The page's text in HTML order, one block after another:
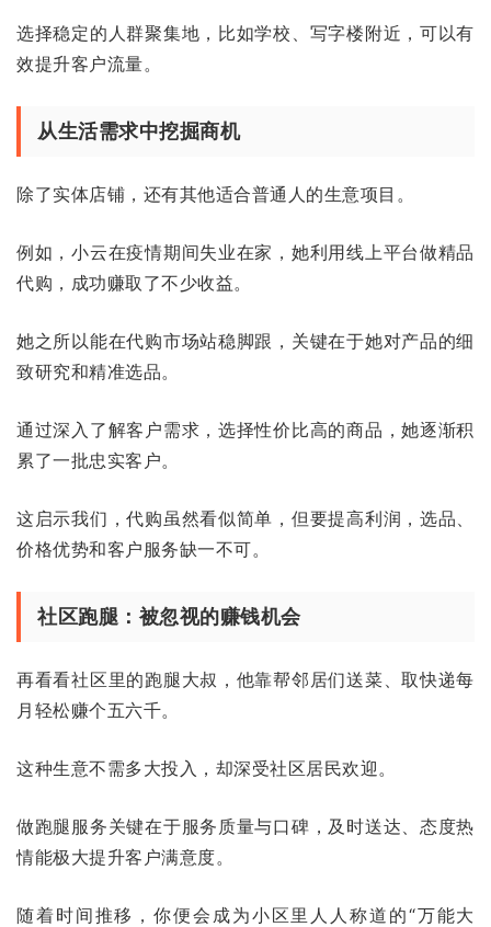
选择稳定的人群聚集地，比如学校、写字楼附近，可以有
效提升客户流量。
从生活需求中挖掘商机
除了实体店铺，还有其他适合普通人的生意项目。
例如，小云在疫情期间失业在家，她利用线上平台做精品
代购，成功赚取了不少收益。
她之所以能在代购市场站稳脚跟，关键在于她对产品的细
致研究和精准选品。
通过深入了解客户需求，选择性价比高的商品，她逐渐积
累了一批忠实客户。
这启示我们，代购虽然看似简单，但要提高利润，选品、
价格优势和客户服务缺一不可。
社区跑腿：被忽视的赚钱机会
再看看社区里的跑腿大叔，他靠帮邻居们送菜、取快递每
月轻松赚个五六千。
这种生意不需多大投入，却深受社区居民欢迎。
做跑腿服务关键在于服务质量与口碑，及时送达、态度热
情能极大提升客户满意度。
随着时间推移，你便会成为小区里人人称道的“万能大